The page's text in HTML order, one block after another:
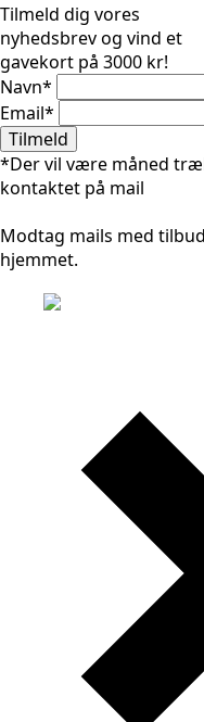
Tilmeld dig vores
nyhedsbrev og vind et
gavekort på 3000 kr!
Navn*
Email*
Tilmeld
*Der vil være måned
kontaktet på mail
Modtag mails med
hjemmet.